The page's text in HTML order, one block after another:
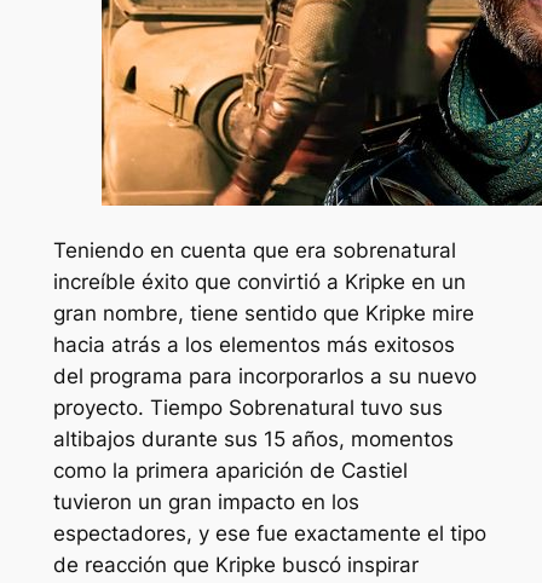
Teniendo en cuenta que era sobrenatural
increíble éxito que convirtió a Kripke en un
gran nombre, tiene sentido que Kripke mire
hacia atrás a los elementos más exitosos
del programa para incorporarlos a su nuevo
proyecto. Tiempo Sobrenatural tuvo sus
altibajos durante sus 15 años, momentos
como la primera aparición de Castiel
tuvieron un gran impacto en los
espectadores, y ese fue exactamente el tipo
de reacción que Kripke buscó inspirar